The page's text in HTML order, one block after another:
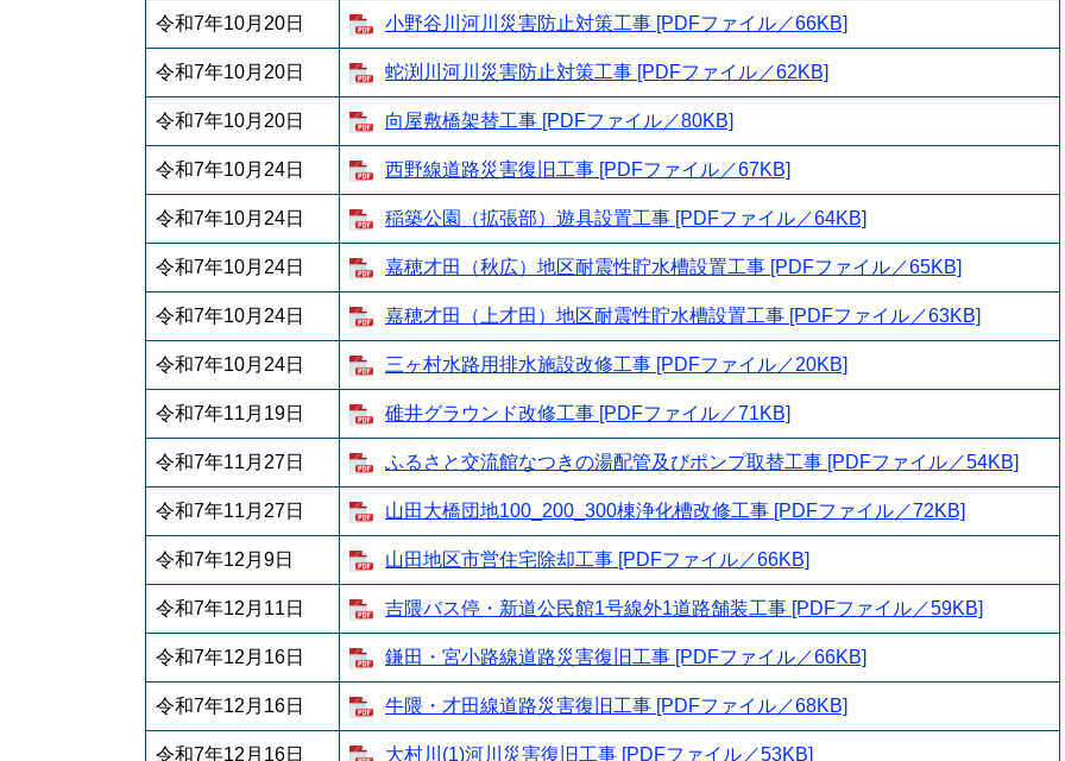
令和7年10月20日 小野谷川河川災害防止対策工事 [PDFファイル／66KB]
令和7年10月20日 蛇渕川河川災害防止対策工事 [PDFファイル／62KB]
令和7年10月20日 向屋敷橋架替工事 [PDFファイル／80KB]
令和7年10月24日 西野線道路災害復旧工事 [PDFファイル／67KB]
令和7年10月24日 稲築公園（拡張部）遊具設置工事 [PDFファイル／64KB]
令和7年10月24日 嘉穂才田（秋広）地区耐震性貯水槽設置工事 [PDFファイル／65KB]
令和7年10月24日 嘉穂才田（上才田）地区耐震性貯水槽設置工事 [PDFファイル／63KB]
令和7年10月24日 三ヶ村水路用排水施設改修工事 [PDFファイル／20KB]
令和7年11月19日 碓井グラウンド改修工事 [PDFファイル／71KB]
令和7年11月27日 ふるさと交流館なつきの湯配管及びポンプ取替工事 [PDFファイル／54KB]
令和7年11月27日 山田大橋団地100_200_300棟浄化槽改修工事 [PDFファイル／72KB]
令和7年12月9日 山田地区市営住宅除却工事 [PDFファイル／66KB]
令和7年12月11日 吉隈バス停・新道公民館1号線外1道路舗装工事 [PDFファイル／59KB]
令和7年12月16日 鎌田・宮小路線道路災害復旧工事 [PDFファイル／66KB]
令和7年12月16日 牛隈・才田線道路災害復旧工事 [PDFファイル／68KB]
令和7年12月16日 大村川(1)河川災害復旧工事 [PDFファイル／53KB]